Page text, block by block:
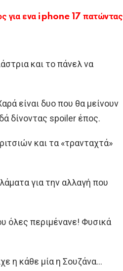
για ενα iphone 17 πατώντας
και το πάνελ να
είναι δυο που θα μείνουν
δίνοντας spoiler έπος.
και τα «τρανταχτά»
για την αλλαγή που
όλες περιμένανε! Φυσικά
η κάθε μία η Σουζάνα…